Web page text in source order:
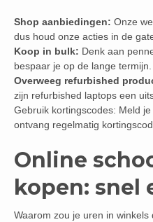
Shop aanbiedingen: Onze
dus houd onze acties in de
Koop in bulk: Denk aan
bespaar je op de lange termijn.
Overweeg refurbished
zijn refurbished laptops een
Gebruik kortingscodes: Meld
ontvang regelmatig
Online
kopen: snel
Waarom zou je uren in